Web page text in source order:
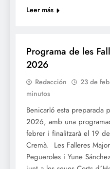
Leer más
Programa de les
2026
Redacción 23 de
minutos
Benicarló esta preparada
2026, amb una
febrer i finalitzarà el 19
Cremà. Les Falleres
Pegueroles i Yune